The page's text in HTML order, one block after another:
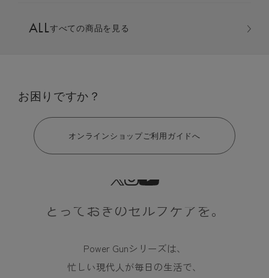
MULTI EMS
ALLすべての商品を見る
お困りですか？
オンラインショップご利用ガイドへ
送料・代引き手数料無料
時間も場所も選ばない
とっておきのセルフケアを。
Power Gunシリーズは、
忙しい現代人が毎日の生活で、